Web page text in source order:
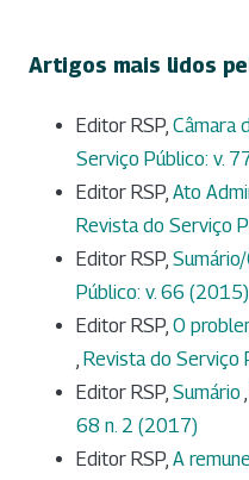
Artigos mais lidos
Editor RSP, Câmara
Serviço Público: v.
Editor RSP, Ato
Revista do Serviço
Editor RSP,
Público: v. 66 (2015)
Editor RSP, O
, Revista do Serviço
Editor RSP, Sumário ,
68 n. 2 (2017)
Editor RSP, A